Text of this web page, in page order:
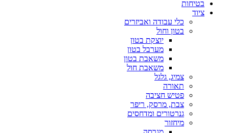
בטיחות
ציוד
כלי עבודה ואביזרים
בטון וחול
יוצקת בטון
מערבל בטון
משאבת בטון
משאבת חול
צמיג, גלגל
תאורה
פטיש חציבה
צבת, מרסק, ריפר
גנרטורים ומדחסים
מיחזור